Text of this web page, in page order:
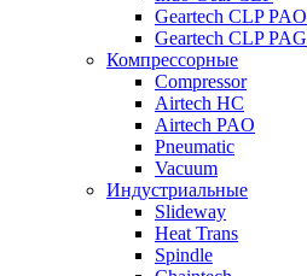
Geartech CLP PAO
Geartech CLP PAG
Компрессорные
Compressor
Airtech HC
Airtech PAO
Pneumatic
Vacuum
Индустриальные
Slideway
Heat Trans
Spindle